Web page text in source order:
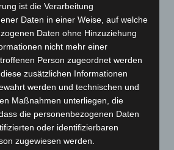
5.040
3.252
1.889
ist die Verarbeitung
Daten in einer Weise, auf welche
Daten ohne Hinzuziehung
nicht mehr einer
Person zugeordnet werden
zusätzlichen Informationen
werden und technischen und
Maßnahmen unterliegen, die
die personenbezogenen Daten
oder identifizierbaren
zugewiesen werden.